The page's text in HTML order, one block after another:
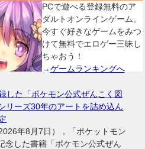
PCで遊べる登録無料のア
ダルトオンラインゲーム。
今すぐ好きなゲームをみつ
けて無料でエロゲー三昧し
ちゃおう！
→ゲームランキングへ
した「ポケモン公式ぜんこく図
リーズ30年のアートを詰め込ん
年8月7日），「ポケットモン
念した書籍「ポケモン公式ぜん